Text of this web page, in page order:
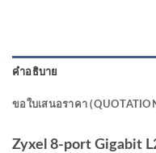
คำอธิบาย
ขอใบเสนอราคา
Zyxel 8-port Gigabit